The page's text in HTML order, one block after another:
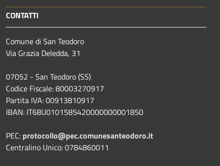
CONTATTI
Comune di San Teodoro
Via Grazia Deledda, 31
07052 - San Teodoro (SS)
Codice Fiscale: 80003270917
Partita IVA: 00913810917
IBAN: IT68U0101585420000000001850
PEC: protocollo@pec.comunesanteodoro.it
Centralino Unico: 0784860011